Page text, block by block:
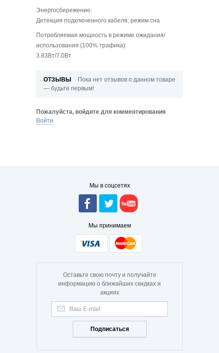
Энергосбережение:
Детекция подключенного кабеля, режим сна
Потребляемая мощность в режиме ожидания/
использования (100% трафика):
3.83Вт/7.0Вт
ОТЗЫВЫ
Пока нет отзывов о данном товаре
— будьте первым!
Пожалуйста, войдите для комментирования
Войти
Мы в соцсетях
Мы принимаем
Оставьте свою почту и получайте
информацию о ближайших скидках и
акциях
Подписаться